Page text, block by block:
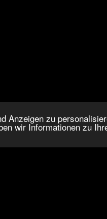
Anzeigen zu
wir Informationen zu